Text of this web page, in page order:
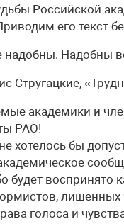
Российской
его текст
Надобны
Стругацкие,
академики и
РАО!
хотелось бы
будет воспринято
лишенных
голоса и